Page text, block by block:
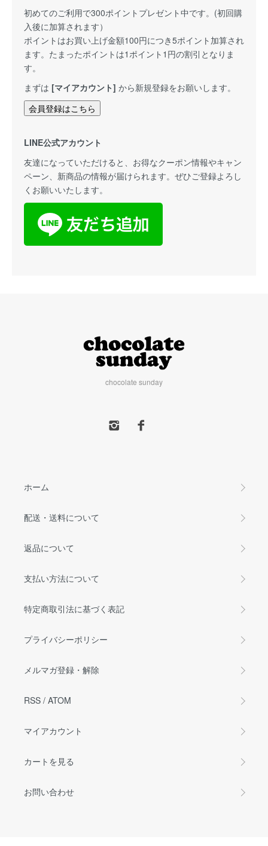
初めてのご利用で300ポイントプレゼント中です。(初回購
入後に加算されます）
ポイントはお買い上げ金額100円につき5ポイント加算され
ます。たまったポイントは1ポイント1円の割引となりま
す。
まずは [マイアカウント] から新規登録をお願いします。
会員登録はこちら
LINE公式アカウント
友達になっていただけると、お得なクーポン情報やキャン
ペーン、新商品の情報が届けられます。ぜひご登録よろし
くお願いいたします。
chocolate sunday
ホーム
配送・送料について
返品について
支払い方法について
特定商取引法に基づく表記
プライバシーポリシー
メルマガ登録・解除
RSS / ATOM
マイアカウント
カートを見る
お問い合わせ